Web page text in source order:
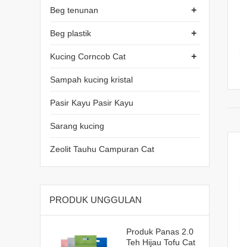
+
Beg tenunan
+
Beg plastik
+
Kucing Corncob Cat
Sampah kucing kristal
Pasir Kayu Pasir Kayu
Sarang kucing
Zeolit Tauhu Campuran Cat
PRODUK UNGGULAN
Produk Panas 2.0
Teh Hijau Tofu Cat